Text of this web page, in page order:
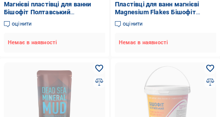
Магнієві пластівці для ванни
Бішофіт Полтавський
Magnesium flakes 500 г
(20611703)
оцінити
Немає в наявності
Пластівці для ванн магнієві
Magnesium Flakes Бішофіт
Полтавський 500 г
оцінити
Немає в наявності